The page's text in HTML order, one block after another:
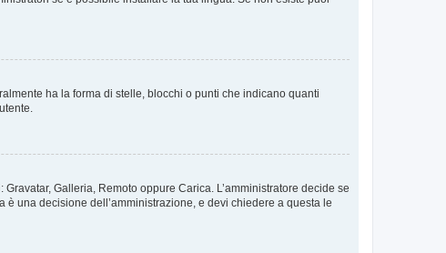
ha la forma di stelle, blocchi o punti che indicano quanti
Galleria, Remoto oppure Carica. L’amministratore decide se
una decisione dell’amministrazione, e devi chiedere a questa le